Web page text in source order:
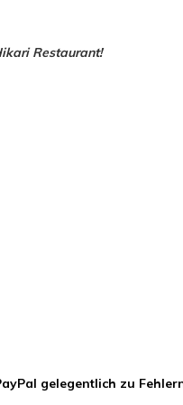
Restaurant!
gelegentlich zu